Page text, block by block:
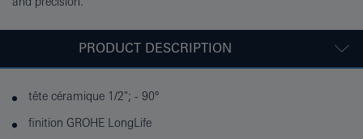
PRODUCT DESCRIPTION
tête céramique 1/2"; - 90°
finition GROHE LongLife